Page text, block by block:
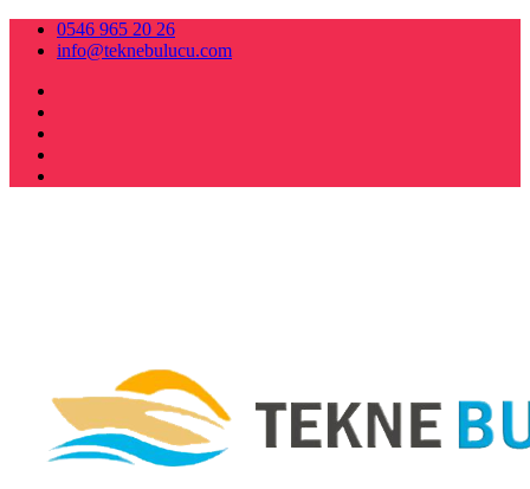
0546 965 20 26
info@teknebulucu.com